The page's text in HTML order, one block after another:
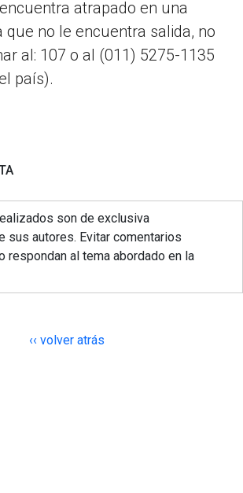
atrapado en una
que no le encuentra salida, no
al: 107 o al (011) 5275-1135
país).
son de exclusiva
sus autores. Evitar comentarios
respondan al tema abordado en la
‹‹ volver atrás